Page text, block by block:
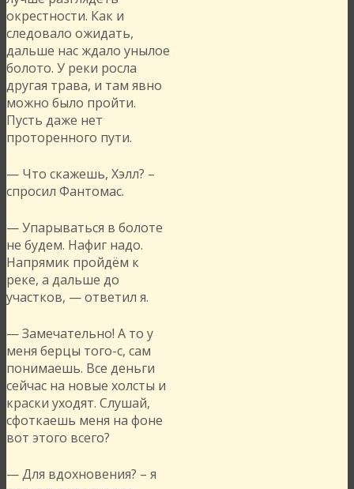
окрестности. Как и
следовало ожидать,
дальше нас ждало унылое
болото. У реки росла
другая трава, и там явно
можно было пройти.
Пусть даже нет
проторенного пути.
— Что скажешь, Хэлл? –
спросил Фантомас.
— Упарываться в болоте
не будем. Нафиг надо.
Напрямик пройдём к
реке, а дальше до
участков, — ответил я.
— Замечательно! А то у
меня берцы того-с, сам
понимаешь. Все деньги
сейчас на новые холсты и
краски уходят. Слушай,
сфоткаешь меня на фоне
вот этого всего?
— Для вдохновения? – я